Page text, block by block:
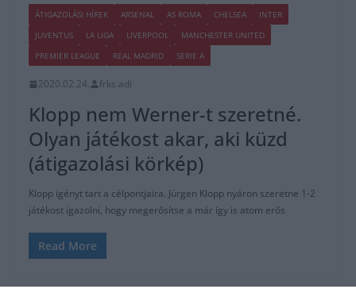
ÁTIGAZOLÁSI HÍREK ARSENAL AS ROMA CHELSEA
INTER
JUVENTUS
LA LIGA LIVERPOOL
MANCHESTER UNITED
PREMIER LEAGUE
REAL MADRID SERIE A
2020.02.24. frks.adi
Klopp nem Werner-t szeretné.
Olyan játékost akar, aki küzd
(átigazolási körkép)
Klopp igényt tart a célpontjaira. Jürgen Klopp nyáron szeretne 1-2
játékost igazolni, hogy megerősítse a már így is atom erős
Read More